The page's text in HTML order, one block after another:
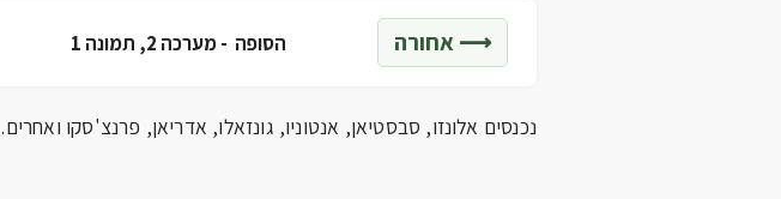
⟶ אחורה הסופה -מערכה 2, תמונה 1
נכנסים אלונזו, סבסטיאן, אנטוניו, גונזאלו, אדריאן, פרנצ'סקו ואחרים.